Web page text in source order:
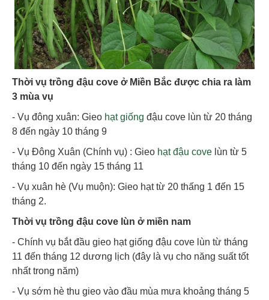
Thời vụ trồng đậu cove ở Miền Bắc được chia ra làm
3 mùa vụ
- Vụ đông xuân: Gieo hạt giống đậu cove lùn từ 20 tháng
8 đến ngày 10 tháng 9
- Vụ Đông Xuân (Chính vụ) : Gieo hạt đậu cove lùn từ 5
tháng 10 đến ngày 15 tháng 11
- Vụ xuân hè (Vụ muộn): Gieo hạt từ 20 thấng 1 đến 15
tháng 2.
Thời vụ trồng đậu cove lùn ở miền nam
- Chính vụ bắt đầu gieo hạt giống đậu cove lùn từ tháng
11 đến tháng 12 dương lịch (đây là vụ cho năng suất tốt
nhất trong năm)
- Vụ sớm hè thu gieo vào đầu mùa mưa khoảng tháng 5